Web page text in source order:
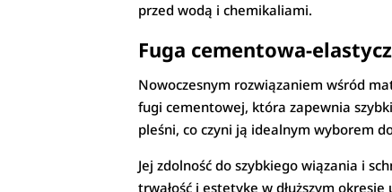
przed wodą i chemikaliami.
Fuga cementowa-
Nowoczesnym rozwiązaniem wśród
fugi cementowej, która zapewnia
pleśni, co czyni ją idealnym wyborem
Jej zdolność do szybkiego wiązania i
trwałość i estetykę w dłuższym